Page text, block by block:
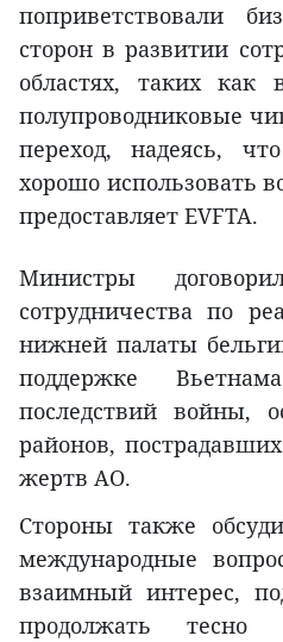
поприветствовали
сторон в развитии
областях, таких как
полупроводниковые
переход, надеясь,
хорошо использовать
предоставляет EVFTA.
Министры
сотрудничества по
нижней палаты
поддержке
последствий войны,
районов,
жертв АО.
Стороны также
международные
взаимный интерес,
продолжать тесно